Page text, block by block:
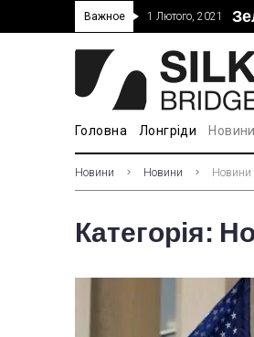
Важное 1 Лютого, 2021 В
Головна Лонгріди Новини
Новини Новини Новини
Категорія: